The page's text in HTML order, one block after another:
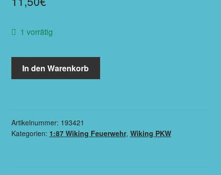
1 vorrätig
In den Warenkorb
Artikelnummer: 193421
Kategorien: 1:87 Wiking Feuerwehr, Wiking PKW